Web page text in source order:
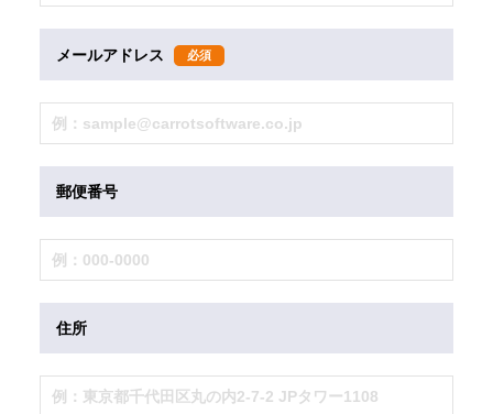
メールアドレス 必須
郵便番号
住所